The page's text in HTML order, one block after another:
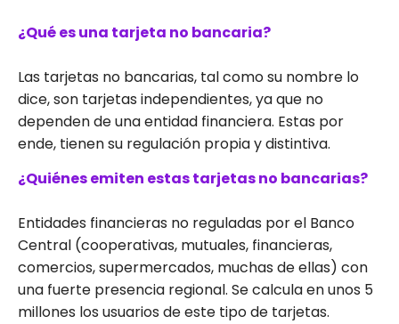
¿Qué es una tarjeta no bancaria?
Las tarjetas no bancarias, tal como su nombre lo
dice, son tarjetas independientes, ya que no
dependen de una entidad financiera. Estas por
ende, tienen su regulación propia y distintiva.
¿Quiénes emiten estas tarjetas no bancarias?
Entidades financieras no reguladas por el Banco
Central (cooperativas, mutuales, financieras,
comercios, supermercados, muchas de ellas) con
una fuerte presencia regional. Se calcula en unos 5
millones los usuarios de este tipo de tarjetas.